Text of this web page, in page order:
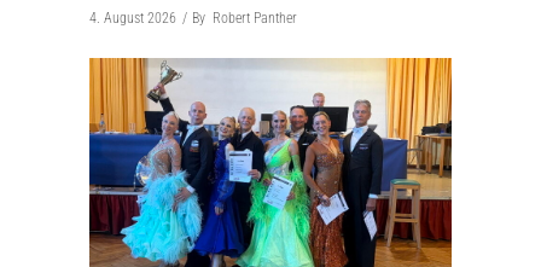
4. August 2026 By Robert Panther